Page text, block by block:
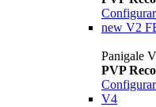
Configurar
new V2
Panigale
PVP
Configurar
V4